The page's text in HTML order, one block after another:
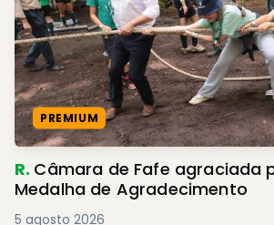
PREMIUM
R. Câmara de Fafe agraciada pelo
Medalha de Agradecimento
5 agosto 2026